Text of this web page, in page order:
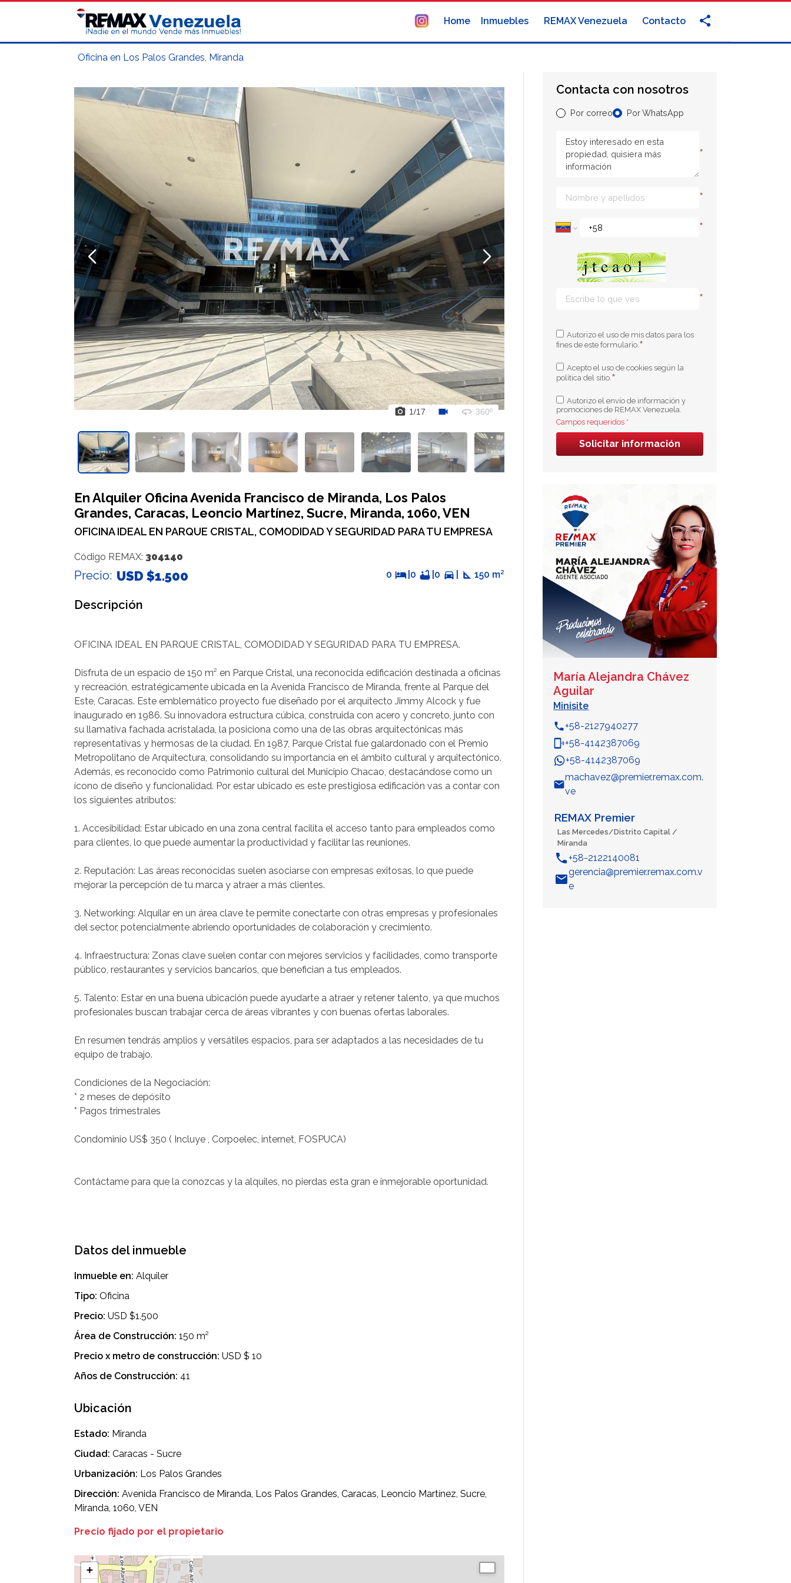
Home Inmuebles REMAX Venezuela Contacto
Oficina en Los Palos Grandes, Miranda
photo_camera 1/17 videocam 360 360º
En Alquiler Oficina Avenida Francisco de Miranda, Los Palos
Grandes, Caracas, Leoncio Martínez, Sucre, Miranda, 1060, VEN
OFICINA IDEAL EN PARQUE CRISTAL, COMODIDAD Y SEGURIDAD PARA TU EMPRESA
Código REMAX: 304140
Precio: USD $1.500 0 hotel 0 bathtub 0 directions_car square_foot 150 m²
Descripción
OFICINA IDEAL EN PARQUE CRISTAL, COMODIDAD Y SEGURIDAD PARA TU EMPRESA.
Disfruta de un espacio de 150 m² en Parque Cristal, una reconocida edificación destinada a oficinas
y recreación, estratégicamente ubicada en la Avenida Francisco de Miranda, frente al Parque del
Este, Caracas. Este emblemático proyecto fue diseñado por el arquitecto Jimmy Alcock y fue
inaugurado en 1986. Su innovadora estructura cúbica, construida con acero y concreto, junto con
su llamativa fachada acristalada, la posiciona como una de las obras arquitectónicas más
representativas y hermosas de la ciudad. En 1987, Parque Cristal fue galardonado con el Premio
Metropolitano de Arquitectura, consolidando su importancia en el ámbito cultural y arquitectónico.
Además, es reconocido como Patrimonio cultural del Municipio Chacao, destacándose como un
ícono de diseño y funcionalidad. Por estar ubicado es este prestigiosa edificación vas a contar con
los siguientes atributos:
1. Accesibilidad: Estar ubicado en una zona central facilita el acceso tanto para empleados como
para clientes, lo que puede aumentar la productividad y facilitar las reuniones.
2. Reputación: Las áreas reconocidas suelen asociarse con empresas exitosas, lo que puede
mejorar la percepción de tu marca y atraer a más clientes.
3. Networking: Alquilar en un área clave te permite conectarte con otras empresas y profesionales
del sector, potencialmente abriendo oportunidades de colaboración y crecimiento.
4. Infraestructura: Zonas clave suelen contar con mejores servicios y facilidades, como transporte
público, restaurantes y servicios bancarios, que benefician a tus empleados.
5. Talento: Estar en una buena ubicación puede ayudarte a atraer y retener talento, ya que muchos
profesionales buscan trabajar cerca de áreas vibrantes y con buenas ofertas laborales.
En resumen tendrás amplios y versátiles espacios, para ser adaptados a las necesidades de tu
equipo de trabajo.
Condiciones de la Negociación:
* 2 meses de depósito
* Pagos trimestrales
Condominio US$ 350 ( Incluye , Corpoelec, internet, FOSPUCA)
Contáctame para que la conozcas y la alquiles, no pierdas esta gran e inmejorable oportunidad.
Datos del inmueble
Inmueble en: Alquiler
Tipo: Oficina
Precio: USD $1.500
Área de Construcción: 150 m²
Precio x metro de construcción: USD $ 10
Años de Construcción: 41
Ubicación
Estado: Miranda
Ciudad: Caracas - Sucre
Urbanización: Los Palos Grandes
Dirección: Avenida Francisco de Miranda, Los Palos Grandes, Caracas, Leoncio Martínez, Sucre,
Miranda, 1060, VEN
Precio fijado por el propietario
+
Contacta con nosotros
Por correo Por WhatsApp
*
*
*
*
Autorizo el uso de mis datos para los
fines de este formulario.*
Acepto el uso de cookies según la
política del sitio.*
Autorizo el envío de información y
promociones de REMAX Venezuela.
Campos requeridos *
Solicitar información
María Alejandra Chávez
Aguilar
Minisite
phone+58-2127940277
phonelink_ring+58-4142387069
WhatsApp
+58-4142387069
email
machavez@premier.remax.com.
ve
REMAX Premier
Las Mercedes/Distrito Capital /
Miranda
phone+58-2122140081
email
gerencia@premier.remax.com.v
e